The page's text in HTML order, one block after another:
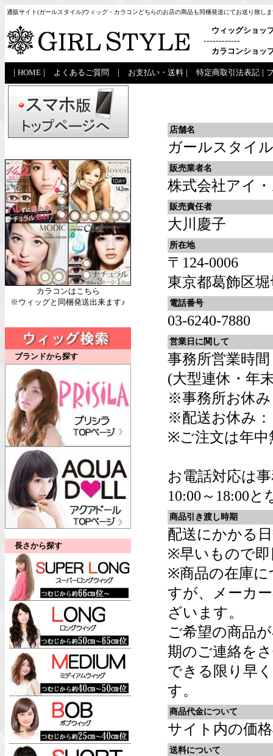
通販サイト(ガールスタイル)ウィッグ・カラコンどちらのお店の商品も同梱発送にてお送り致し
ウィッグショッ
------------
カラコンショッ
HOME よくあるご質問 お支払い・送料 特定商取引法表記
カラコンはこちら
※ウィッグと同梱発送出来ます♪
ブランドから探す
長さから探す
店舗名
ガールスタイル
販売業者名
株式会社アイ
販売責任者
大川慶子
所在地
〒124-0006
東京都葛飾区堀
電話番号
03-6240-7880
営業日に関して
事務所営業時間
(大型連休・年
※事務所お休
※配送お休み：
※ご注文は年中
お電話対応は
10:00～18:00と
商品引き渡し時期
配送にかかる
※早いもので即
※商品の在庫に
すが、メーカ
ざいます。
ご希望の商品
期のご連絡を
できる限り早
す。
商品代金について
サイト内の価
送料について